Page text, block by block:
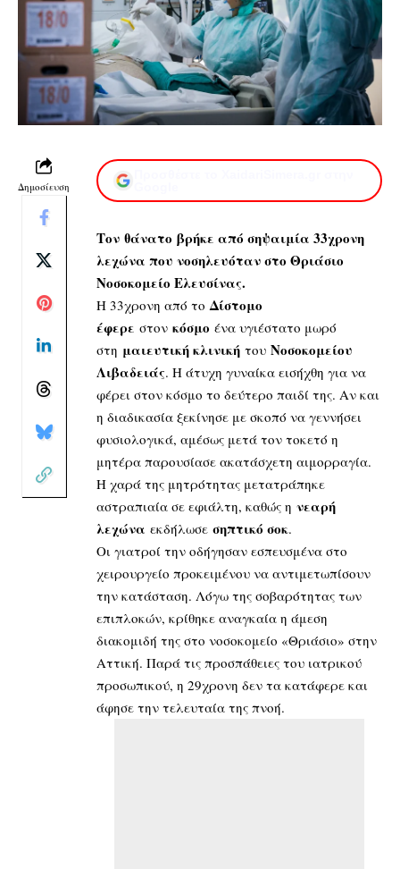
Δημοσίευση
Τον θάνατο βρήκε από σηψαιμία 33χρονη
λεχώνα που νοσηλευόταν στο Θριάσιο
Νοσοκομείο Ελευσίνας.
Η 33χρονη από το Δίστομο
έφερε στον κόσμο ένα υγιέστατο μωρό
στη μαιευτική κλινική του Νοσοκομείου
Λιβαδειάς. Η άτυχη γυναίκα εισήχθη για να
φέρει στον κόσμο το δεύτερο παιδί της. Αν και
η διαδικασία ξεκίνησε με σκοπό να γεννήσει
φυσιολογικά, αμέσως μετά τον τοκετό η
μητέρα παρουσίασε ακατάσχετη αιμορραγία.
Η χαρά της μητρότητας μετατράπηκε
αστραπιαία σε εφιάλτη, καθώς η νεαρή
λεχώνα εκδήλωσε σηπτικό σοκ.
Οι γιατροί την οδήγησαν εσπευσμένα στο
χειρουργείο προκειμένου να αντιμετωπίσουν
την κατάσταση. Λόγω της σοβαρότητας των
επιπλοκών, κρίθηκε αναγκαία η άμεση
διακομιδή της στο νοσοκομείο «Θριάσιο» στην
Αττική. Παρά τις προσπάθειες του ιατρικού
προσωπικού, η 29χρονη δεν τα κατάφερε και
άφησε την τελευταία της πνοή.